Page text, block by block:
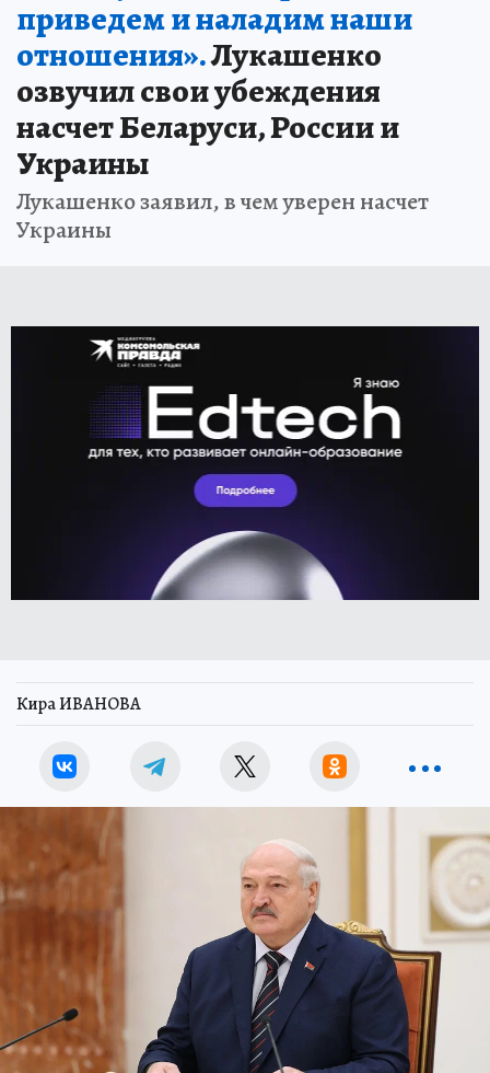
приведем и наладим наши
отношения».Лукашенко
озвучил свои убеждения
насчет Беларуси, России и
Украины
Лукашенко заявил, в чем уверен насчет
Украины
Кира ИВАНОВА